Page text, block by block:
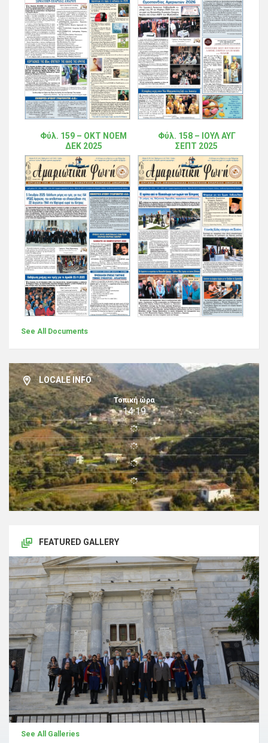
Φύλ. 159 – ΟΚΤ ΝΟΕΜ
ΔΕΚ 2025
Φύλ. 158 – ΙΟΥΛ ΑΥΓ
ΣΕΠΤ 2025
See All Documents
LOCALE INFO
Τοπική ώρα
14:19
FEATURED GALLERY
See All Galleries